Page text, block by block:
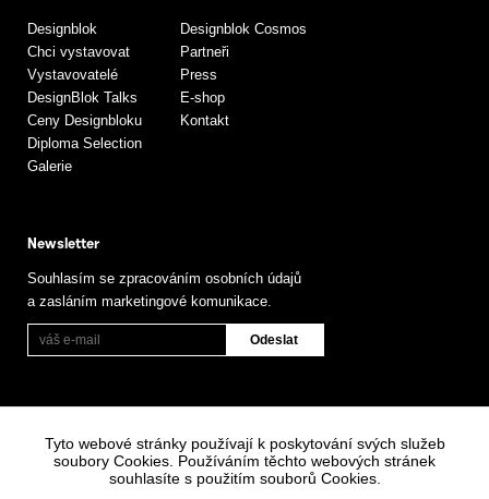
Designblok
Chci vystavovat
Vystavovatelé
DesignBlok Talks
Ceny Designbloku
Diploma Selection
Galerie
Designblok Cosmos
Partneři
Press
E-shop
Kontakt
Newsletter
Souhlasím se zpracováním osobních údajů
a zasláním marketingové komunikace.
Tyto webové stránky používají k poskytování svých služeb
soubory Cookies. Používáním těchto webových stránek
souhlasíte s použitím souborů Cookies.